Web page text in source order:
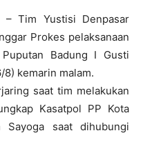
– Tim Yustisi Denpasar
Prokes pelaksanaan
Badung I Gusti
8) kemarin malam.
saat tim melakukan
Kasatpol PP Kota
Sayoga saat dihubungi